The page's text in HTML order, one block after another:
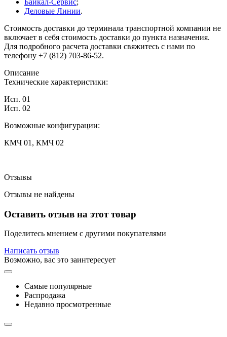
Деловые Линии.
Стоимость доставки до терминала транспортной компании не
включает в себя стоимость доставки до пункта назначения.
Для подробного расчета доставки свяжитесь с нами по
телефону +7 (812) 703-86-52.
Описание
Технические характеристики:
Исп. 01
Исп. 02
Возможные конфигурации:
КМЧ 01, КМЧ 02
Отзывы
Отзывы не найдены
Оставить отзыв на этот товар
Поделитесь мнением с другими покупателями
Написать отзыв
Возможно, вас это заинтересует
Самые популярные
Распродажа
Недавно просмотренные